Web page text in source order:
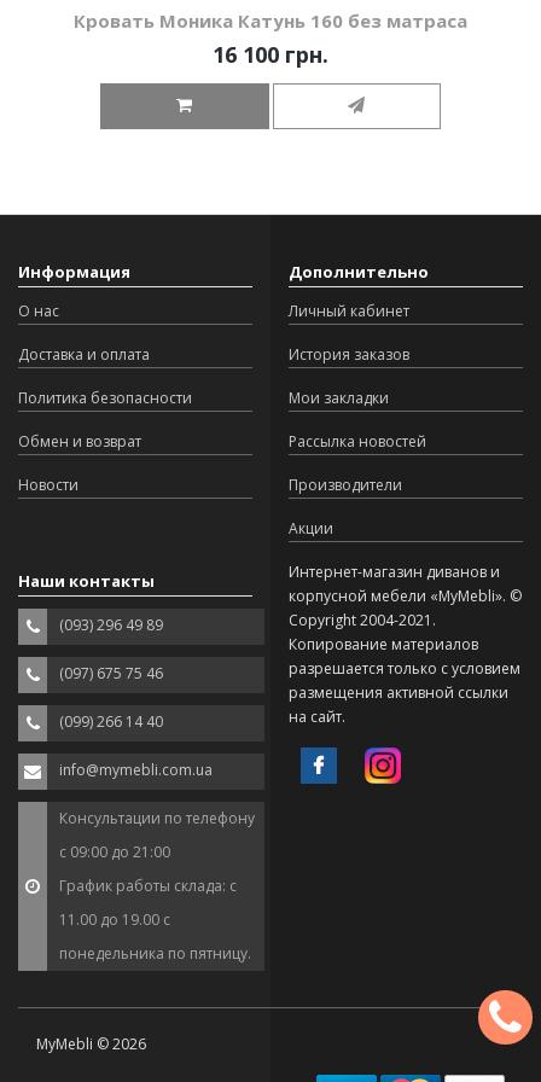
Кровать Моника Катунь 160 без матраса
16 100 грн.
Информация
О нас
Доставка и оплата
Политика безопасности
Обмен и возврат
Новости
Дополнительно
Личный кабинет
История заказов
Мои закладки
Рассылка новостей
Производители
Акции
Наши контакты
(093) 296 49 89
(097) 675 75 46
(099) 266 14 40
info@mymebli.com.ua
Консультации по телефону
с 09:00 до 21:00
График работы склада: с
11.00 до 19.00 с
понедельника по пятницу.
Интернет-магазин диванов и
корпусной мебели «MyMebli». ©
Copyright 2004-2021.
Копирование материалов
разрешается только с условием
размещения активной ссылки
на сайт.
MyMebli © 2026